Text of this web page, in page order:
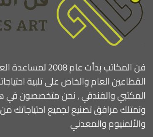
فن المكاتب بدأت عام
القطاعين العام والخاص على تلبية
المكتبي والفندقي , نحن متخصصون في
ونمتلك مرافق تصنيع لجميع احتياجاتك
والألمنيوم والمعدني